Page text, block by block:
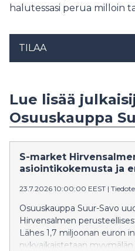
halutessasi perua milloin
TILAA
Lue lisää
Osuuskauppa
S-market
asiointikokemusta ja
23.7.2026 10:00:00 EEST | Tiedote
Osuuskauppa Suur-Savo
Hirvensalmen
Lähes 1,7 miljoonan euron
nykyaikaistetaan